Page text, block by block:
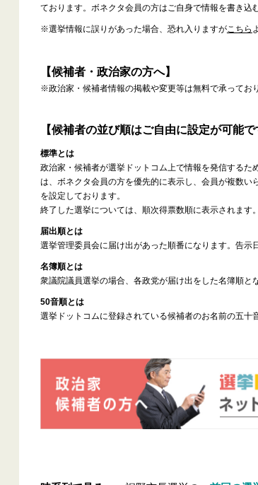
ております。ボネクタ会員の方はご自身で情報を書き込
※選挙情報に誤りがあった場合、恐れ入りますがこちら
【候補者・政治家の方へ】
※政治家・候補者情報の掲載や変更等は無料で承ってお
【候補者の並び順はご自由に設定が可能で
標準とは
政治家・候補者が選挙ドットコム上で情報を発信する
は、ボネクタ会員の方を優先的に表示し、会員が複数
を設定しております。
終了した選挙については、順次得票数順に表示されます。
届出順とは
選挙管理委員会に届け出があった順番になります。告示
名簿順とは
衆議院議員選挙の場合、各政党が届け出をした名簿順と
50音順とは
選挙ドットコムに登録されている候補者のお名前の五十